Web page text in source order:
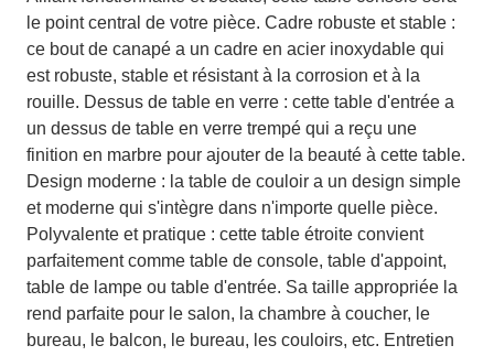
le point central de votre pièce. Cadre robuste et stable :
ce bout de canapé a un cadre en acier inoxydable qui
est robuste, stable et résistant à la corrosion et à la
rouille. Dessus de table en verre : cette table d'entrée a
un dessus de table en verre trempé qui a reçu une
finition en marbre pour ajouter de la beauté à cette table.
Design moderne : la table de couloir a un design simple
et moderne qui s'intègre dans n'importe quelle pièce.
Polyvalente et pratique : cette table étroite convient
parfaitement comme table de console, table d'appoint,
table de lampe ou table d'entrée. Sa taille appropriée la
rend parfaite pour le salon, la chambre à coucher, le
bureau, le balcon, le bureau, les couloirs, etc. Entretien